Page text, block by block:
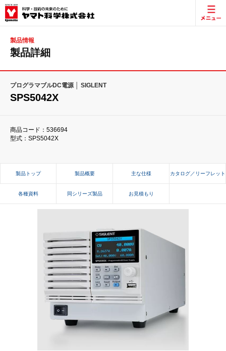
製品情報
製品詳細
プログラマブルDC電源 │ SIGLENT
SPS5042X
商品コード：536694
型式：SPS5042X
製品トップ 製品概要 主な仕様 カタログ／リーフレット
各種資料 同シリーズ製品 お見積もり